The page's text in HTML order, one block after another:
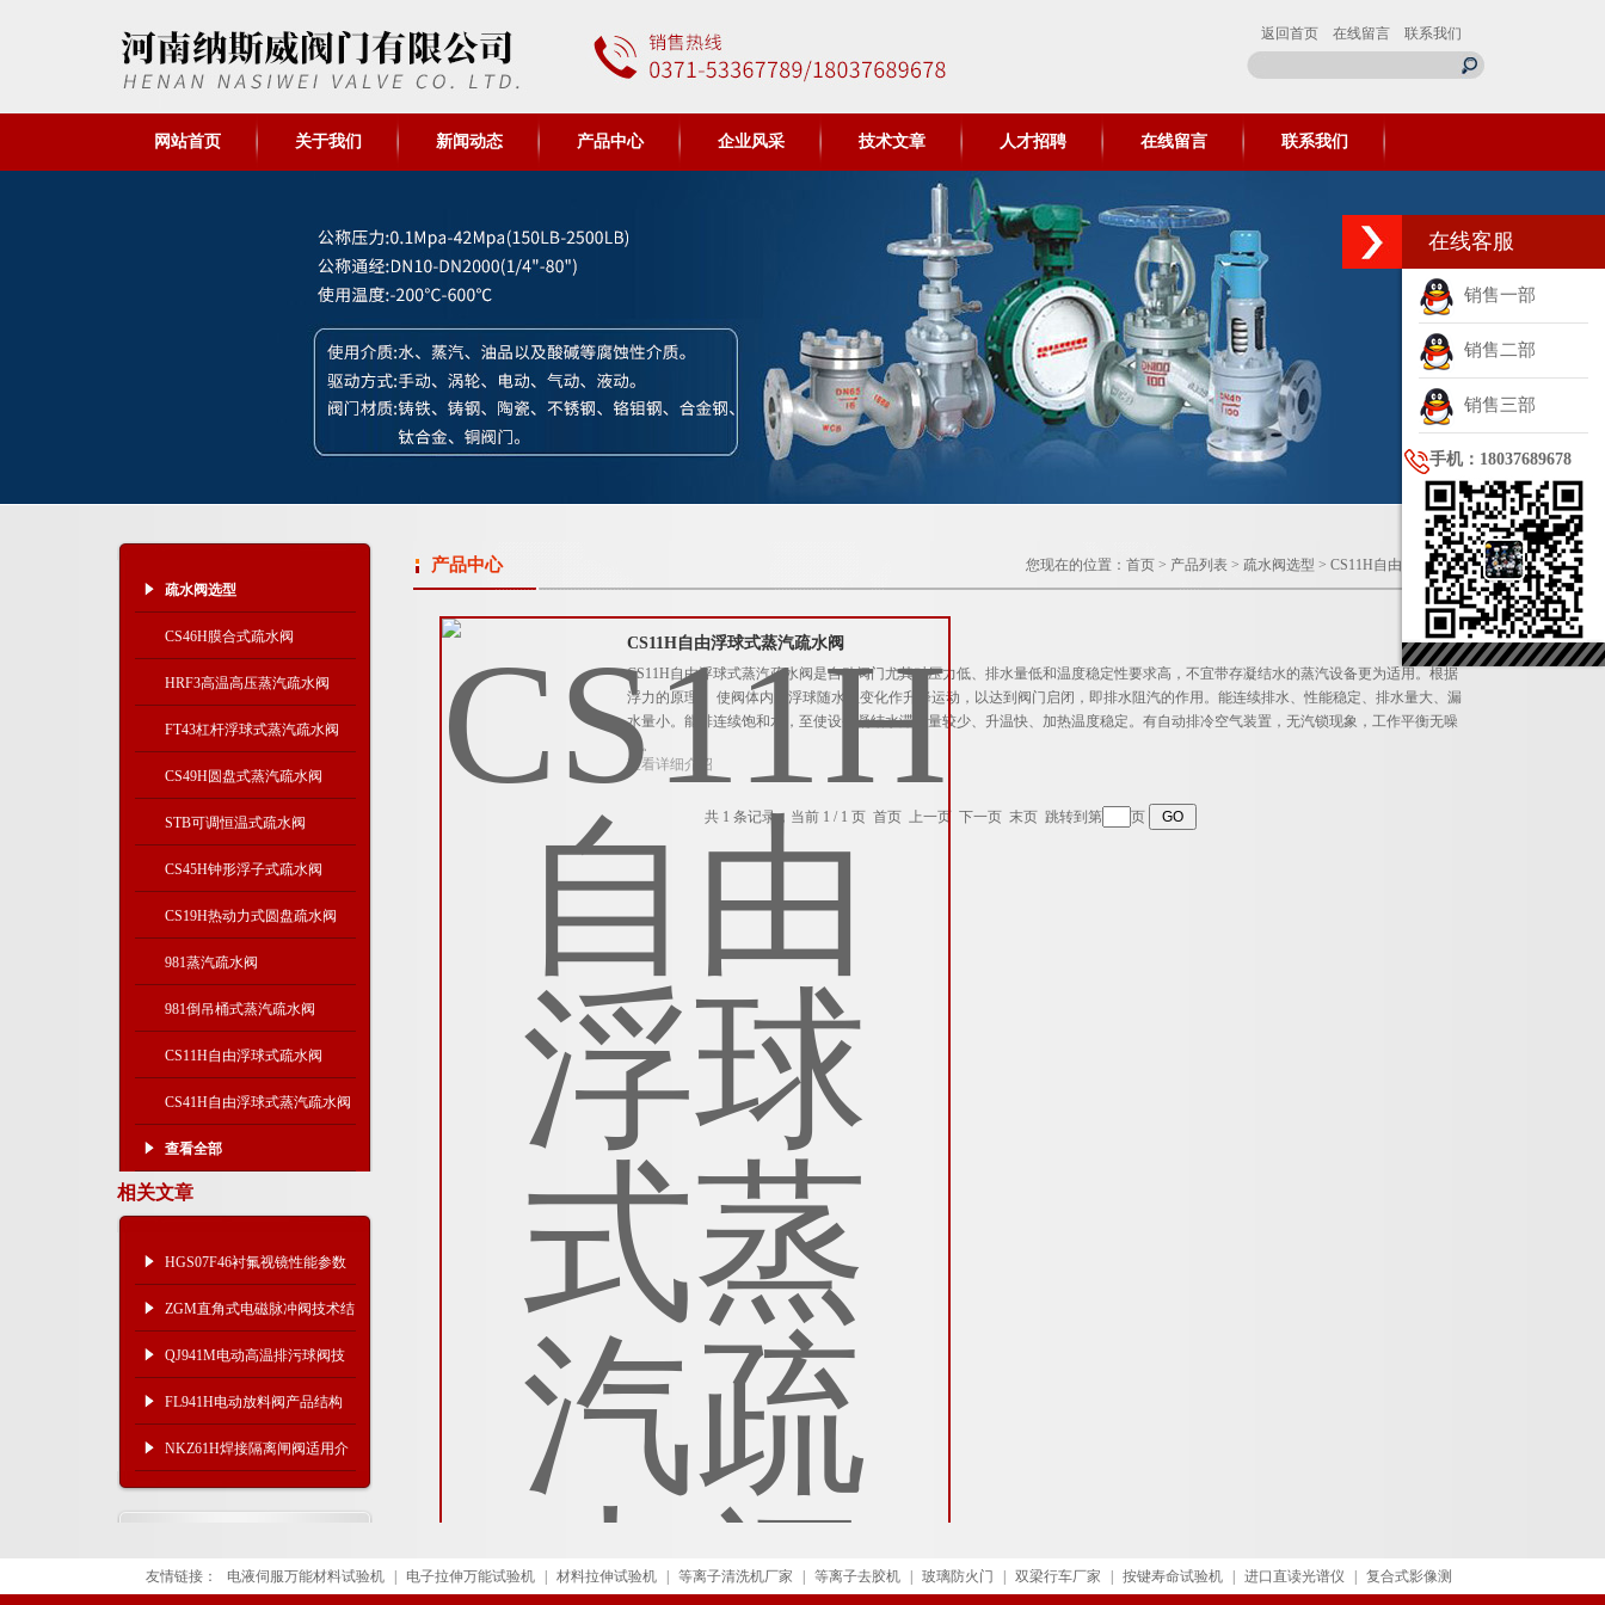
返回首页 在线留言 联系我们
网站首页 关于我们 新闻动态 产品中心 企业风采 技术文章 人才招聘 在线留言 联系我们
疏水阀选型
CS46H膜合式疏水阀
HRF3高温高压蒸汽疏水阀
FT43杠杆浮球式蒸汽疏水阀
CS49H圆盘式蒸汽疏水阀
STB可调恒温式疏水阀
CS45H钟形浮子式疏水阀
CS19H热动力式圆盘疏水阀
981蒸汽疏水阀
981倒吊桶式蒸汽疏水阀
CS11H自由浮球式疏水阀
CS41H自由浮球式蒸汽疏水阀
查看全部
相关文章
HGS07F46衬氟视镜性能参数
及使用事项
ZGM直角式电磁脉冲阀技术结
构及参数尺寸
QJ941M电动高温排污球阀技
术参数与产品结构
FL941H电动放料阀产品结构 ​
NKZ61H焊接隔离闸阀适用介
质及重量尺寸
产品中心 您现在的位置： 首页 > 产品列表 > 疏水阀选型 > CS11H自由浮球式疏水阀
CS11H自由浮球式蒸汽疏水阀
CS11H自由浮球式蒸汽疏水阀是自动阀门尤其对压力低、排水量低和温度稳定性要求高，不宜带存凝结水的蒸汽设备更为适用。根据
浮力的原理， 使阀体内的浮球随水位变化作升降运动，以达到阀门启闭，即排水阻汽的作用。能连续排水、性能稳定、排水量大、漏
水量小。能排连续饱和水，至使设备凝结水滞存量较少、升温快、加热温度稳定。有自动排冷空气装置，无汽锁现象，工作平衡无噪
音。
查看详细介绍
共 1 条记录，当前 1 / 1 页 首页 上一页 下一页 末页 跳转到第 页
友情链接： 电液伺服万能材料试验机 电子拉伸万能试验机 材料拉伸试验机 等离子清洗机厂家 等离子去胶机 玻璃防火门 双梁行车厂家 按键寿命试验机 进口直读光谱仪 复合式影像测
在线客服
销售一部
销售二部
销售三部
手机：18037689678